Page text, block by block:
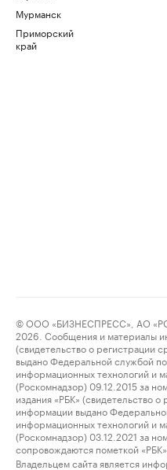
Мурманск
Приморский
край
© ООО «БИЗНЕСПРЕСС», АО
2026. Сообщения и материалы
(свидетельство о регистрации
выдано Федеральной службой
информационных технологий и
(Роскомнадзор) 09.12.2015 за
издания «РБК» (свидетельство
информации выдано
информационных технологий и
(Роскомнадзор) 03.12.2021 за
сопровождаются пометкой «РБК».
Владельцем сайта является